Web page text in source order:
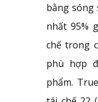
bằng sóng
nhất 95%
chế trong
phù hợp
phẩm.